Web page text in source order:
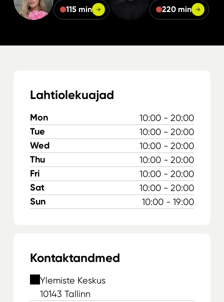
115 min 220 min
Lahtiolekuajad
Mon 10:00 - 20:00
Tue 10:00 - 20:00
Wed 10:00 - 20:00
Thu 10:00 - 20:00
Fri 10:00 - 20:00
Sat 10:00 - 20:00
Sun 10:00 - 19:00
Kontaktandmed
Ylemiste Keskus
10143 Tallinn